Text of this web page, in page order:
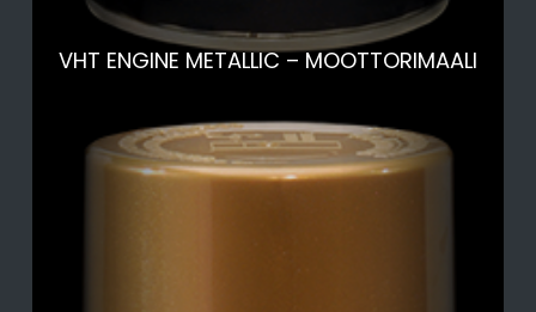
VHT ENGINE METALLIC – MOOTTORIMAALI